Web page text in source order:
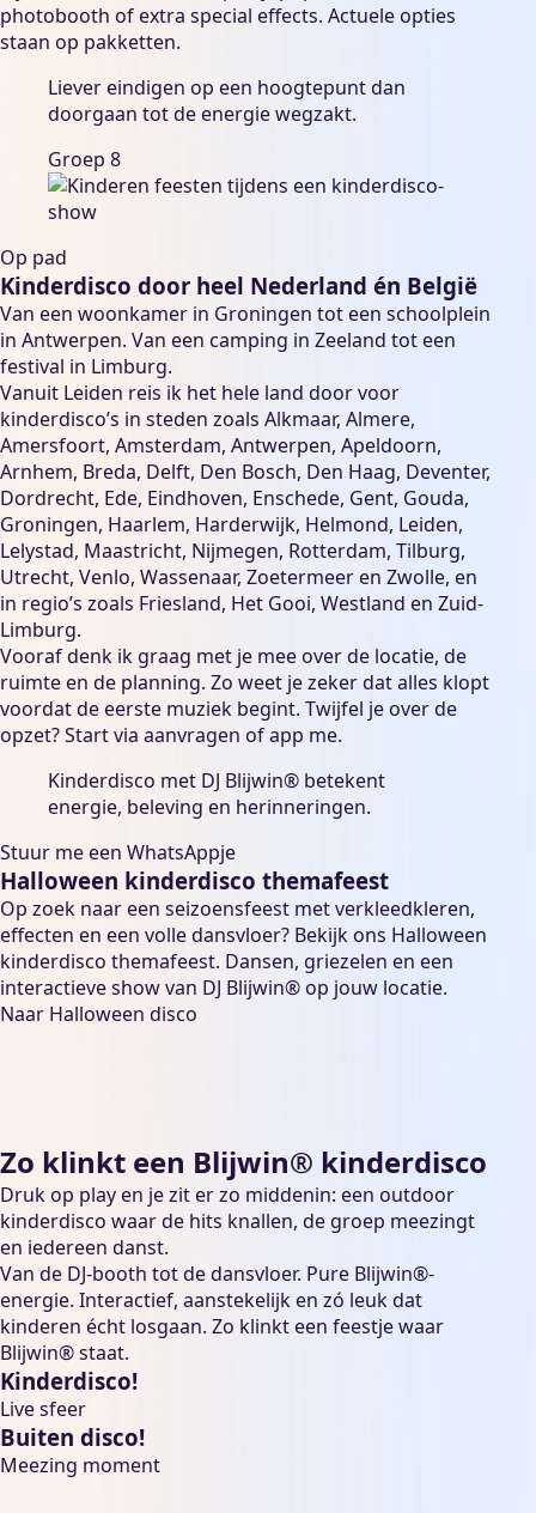
photobooth of extra special effects. Actuele opties
staan op pakketten.
Liever eindigen op een hoogtepunt dan
doorgaan tot de energie wegzakt.
Groep 8
Op pad
Kinderdisco door heel Nederland én België
Van een woonkamer in Groningen tot een schoolplein
in Antwerpen. Van een camping in Zeeland tot een
festival in Limburg.
Vanuit Leiden reis ik het hele land door voor
kinderdisco’s in steden zoals Alkmaar, Almere,
Amersfoort, Amsterdam, Antwerpen, Apeldoorn,
Arnhem, Breda, Delft, Den Bosch, Den Haag, Deventer,
Dordrecht, Ede, Eindhoven, Enschede, Gent, Gouda,
Groningen, Haarlem, Harderwijk, Helmond, Leiden,
Lelystad, Maastricht, Nijmegen, Rotterdam, Tilburg,
Utrecht, Venlo, Wassenaar, Zoetermeeren Zwolle, en
in regio’s zoals Friesland, Het Gooi, Westland en Zuid-
Limburg.
Vooraf denk ik graag met je mee over de locatie, de
ruimte en de planning. Zo weet je zeker dat alles klopt
voordat de eerste muziek begint. Twijfel je over de
opzet? Start via aanvragen of app me.
Kinderdisco met DJ Blijwin® betekent
energie, beleving en herinneringen.
Stuur me een WhatsAppje
Halloween kinderdisco themafeest
Op zoek naar een seizoensfeest met verkleedkleren,
effecten en een volle dansvloer? Bekijk ons Halloween
kinderdisco themafeest. Dansen, griezelen en een
interactieve show van DJ Blijwin® op jouw locatie.
Naar Halloween disco
Zo klinkt een Blijwin® kinderdisco
Druk op play en je zit er zo middenin: een outdoor
kinderdisco waar de hits knallen, de groep meezingt
en iedereen danst.
Van de DJ-booth tot de dansvloer. Pure Blijwin®-
energie. Interactief, aanstekelijk en zó leuk dat
kinderen écht losgaan. Zo klinkt een feestje waar
Blijwin® staat.
Kinderdisco!
Live sfeer
Buiten disco!
Meezing moment